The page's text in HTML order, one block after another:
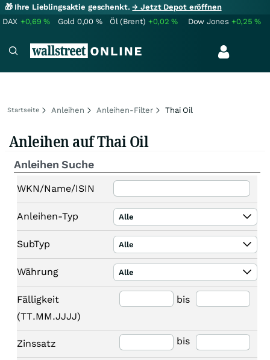
🎁 Ihre Lieblingsaktie geschenkt.→ Jetzt Depot eröffnen
DAX +0,69% Gold 0,00 % Öl (Brent) +0,02% Dow Jones +0,25%
Startseite Anleihen Anleihen-Filter Thai Oil
Anleihen auf Thai Oil
Anleihen Suche
WKN/Name/ISIN
Anleihen-Typ Alle
SubTyp Alle
Währung Alle
Fälligkeit
(TT.MM.JJJJ)
bis
Zinssatz bis